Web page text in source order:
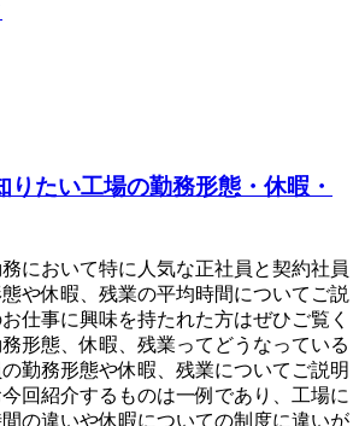
りたい工場の勤務形態・休暇・
において特に人気な正社員と契約社員
態や休暇、残業の平均時間についてご説
仕事に興味を持たれた方はぜひご覧く
形態、休暇、残業ってどうなっている
勤務形態や休暇、残業についてご説明
回紹介するものは一例であり、工場に
の違いや休暇についての制度に違いが